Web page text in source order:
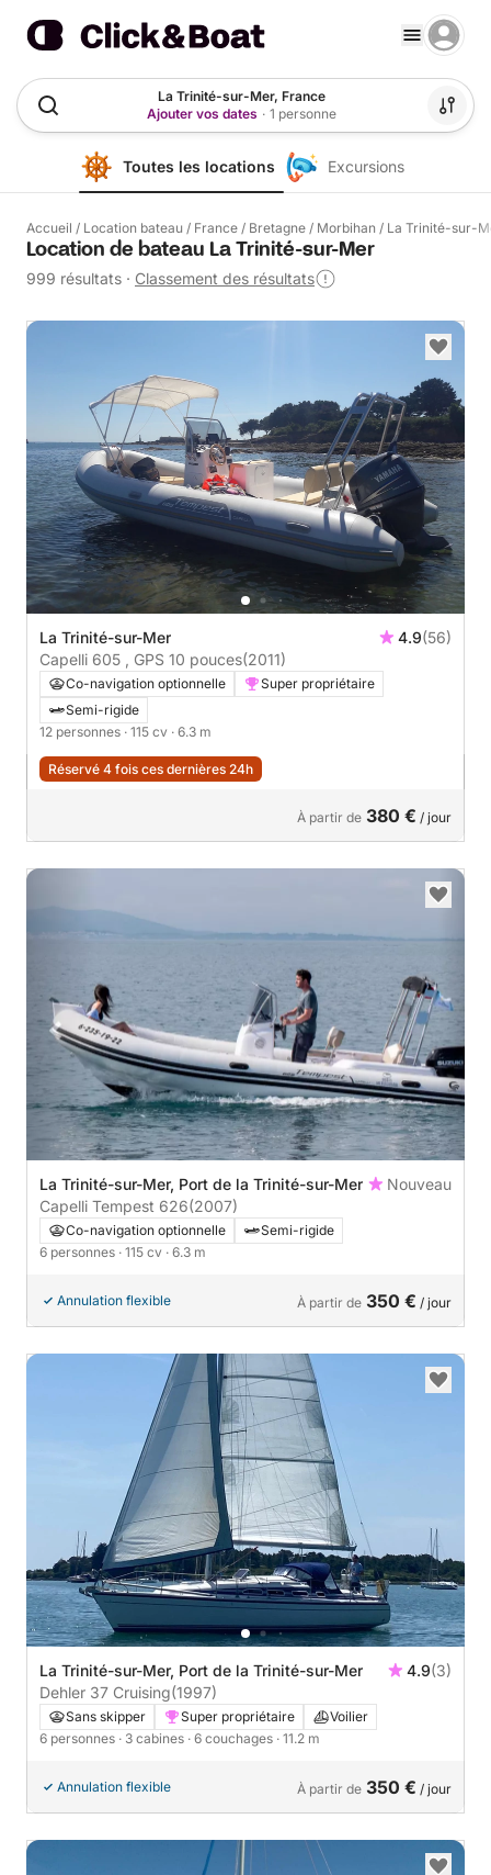
La Trinité-sur-Mer, France
Ajouter vos dates · 1 personne
Toutes les locations Excursions
Accueil / Location bateau / France / Bretagne / Morbihan / La Trinité-sur-
Location de bateau La Trinité-sur-Mer
999 résultats · Classement des résultats
La Trinité-sur-Mer 4.9(56)
Capelli 605 , GPS 10 pouces(2011)
Co-navigation optionnelle
Super propriétaire
Semi-rigide
12 personnes · 115 cv · 6.3 m
Réservé 4 fois ces dernières 24h
À partir de 380 € / jour
La Trinité-sur-Mer, Port de la Trinité-sur-Mer
Nouveau
Capelli Tempest 626(2007)
Co-navigation optionnelle
Semi-rigide
6 personnes · 115 cv · 6.3 m
Annulation flexible À partir de 350 € / jour
La Trinité-sur-Mer, Port de la Trinité-sur-Mer 4.9(3)
Dehler 37 Cruising(1997)
Sans skipper Super propriétaire
Voilier
6 personnes · 3 cabines · 6 couchages · 11.2 m
Annulation flexible À partir de 350 € / jour